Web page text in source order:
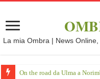
La mia Ombra | News
On the road da Ulma a